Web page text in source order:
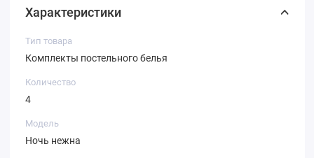
Характеристики
Тип товара
Комплекты постельного белья
Количество
4
Модель
Ночь нежна